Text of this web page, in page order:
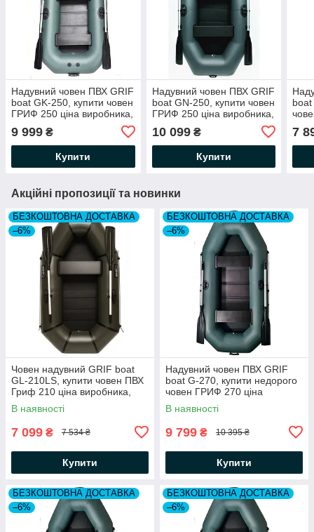
Надувний човен ПВХ GRIF
boat GK-250, купити човен
ГРИФ 250 ціна виробника,
9 999 ₴
Купити
Надувний човен ПВХ GRIF
boat GN-250, купити човен
ГРИФ 250 ціна виробника,
10 099₴
Купити
boat
7
Акційні пропозиції та новинки
БЕЗКОШТОВНА ДОСТАВКА
–6%
Човен надувний GRIF boat
GL-210LS, купити човен ПВХ
Гриф 210 ціна виробника,
недорогі гумові човни
В наявності
7 099 ₴ 7 534 ₴
Купити
БЕЗКОШТОВНА ДОСТАВКА
–6%
Надувний човен ПВХ GRIF
boat G-270, купити недорого
човен ГРИФ 270 ціна
виробника, гумові човни
В наявності
9 799 ₴ 10 395 ₴
Купити
БЕЗКОШТОВНА ДОСТАВКА
–6%
БЕЗКОШТОВНА ДОСТАВКА
–6%